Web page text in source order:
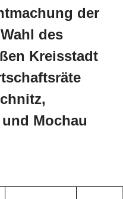
der
des
Kreisstadt
Mochau